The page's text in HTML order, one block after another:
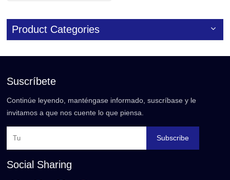
Product Categories
Suscríbete
Continúe leyendo, manténgase informado, suscríbase y le
invitamos a que nos cuente lo que piensa.
Subscribe
Social Sharing